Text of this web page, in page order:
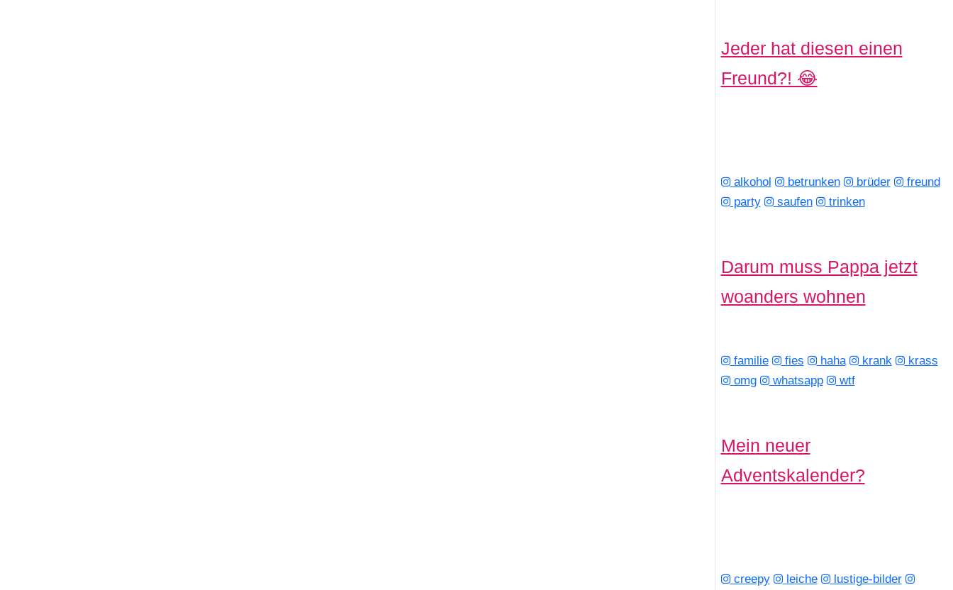
Jeder hat diesen einen
Freund?! 😂
alkohol betrunken brüder
freund
party
saufen trinken
Darum muss Pappa jetzt
woanders wohnen
familie fies haha krank
krass
omg
whatsapp wtf
Mein neuer
Adventskalender?
creepy leiche
lustige-bilder